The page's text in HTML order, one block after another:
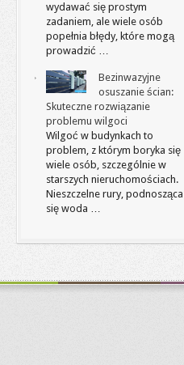
wydawać się prostym
zadaniem, ale wiele osób
popełnia błędy, które mogą
prowadzić …
Bezinwazyjne
osuszanie ścian:
Skuteczne rozwiązanie
problemu wilgoci
Wilgoć w budynkach to
problem, z którym boryka się
wiele osób, szczególnie w
starszych nieruchomościach.
Nieszczelne rury, podnosząca
się woda …